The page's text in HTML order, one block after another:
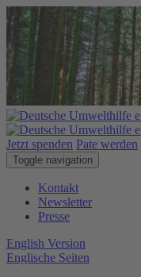
Jetzt spenden Pate werden
Toggle navigation
Kontakt
Newsletter
Presse
English Version
Englische Seiten